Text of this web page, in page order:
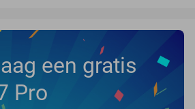
een gratis
Pro